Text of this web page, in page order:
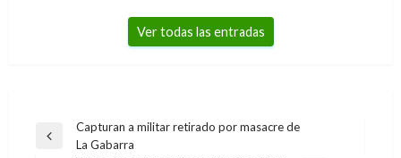
Ver todas las entradas
Navegación
Entrada
Capturan a militar retirado por masacre de
La Gabarra